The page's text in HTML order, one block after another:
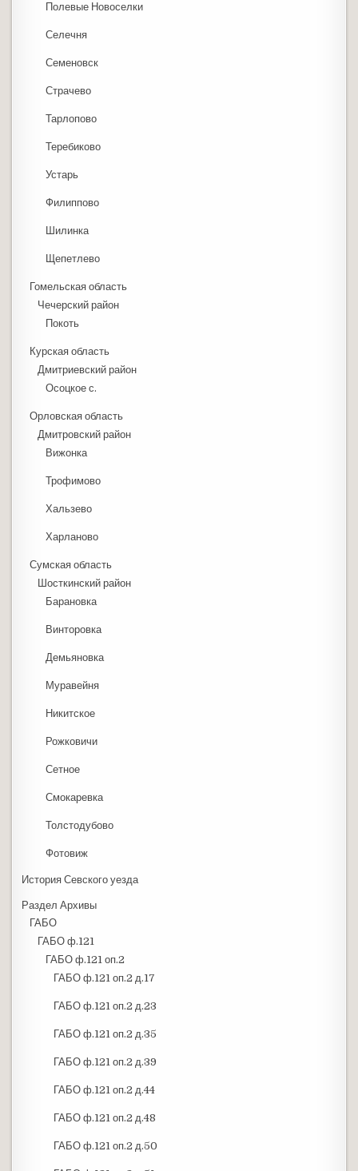
Полевые Новоселки
Селечня
Семеновск
Страчево
Тарлопово
Теребиково
Устарь
Филиппово
Шилинка
Щепетлево
Гомельская область
Чечерский район
Покоть
Курская область
Дмитриевский район
Осоцкое с.
Орловская область
Дмитровский район
Вижонка
Трофимово
Хальзево
Харланово
Сумская область
Шосткинский район
Барановка
Винторовка
Демьяновка
Муравейня
Никитское
Рожковичи
Сетное
Смокаревка
Толстодубово
Фотовиж
История Севского уезда
Раздел Архивы
ГАБО
ГАБО ф.121
ГАБО ф.121 оп.2
ГАБО ф.121 оп.2 д.17
ГАБО ф.121 оп.2 д.23
ГАБО ф.121 оп.2 д.35
ГАБО ф.121 оп.2 д.39
ГАБО ф.121 оп.2 д.44
ГАБО ф.121 оп.2 д.48
ГАБО ф.121 оп.2 д.50